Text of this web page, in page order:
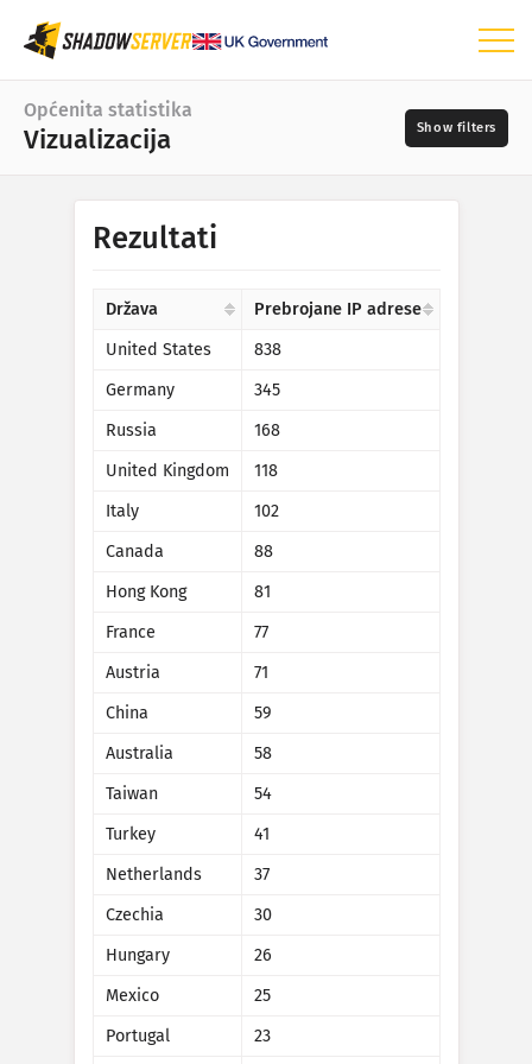
Upravljačka ploča
Općenita statistika
Karta svijeta
Karta regije
Mapiranje stabla
Vremenske serije
Vizualizacija
Statistike napada: Ranjivosti
Statistike napada: Uređaji
Općenita statistika
Vizualizacija
Raspon datuma
Skup podataka
Ograničenje
Grupirajte po
Država
Mjerenje podataka
Rezultati automatskog ažuriranja
Ažuriraj
Rezultati
Država
Prebrojane IP adrese
United States
838
Germany
345
Russia
168
United Kingdom
118
Italy
102
Canada
88
Hong Kong
81
France
77
Austria
71
China
59
Australia
58
Taiwan
54
Turkey
41
Netherlands
37
Czechia
30
Hungary
26
Mexico
25
Portugal
23